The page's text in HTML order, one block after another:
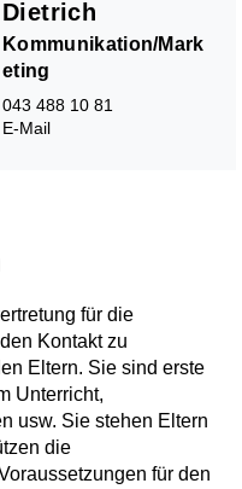
Dietrich
Kommunikation/Mark
eting
043 488 10 81
E-Mail
für die
Kontakt zu
Eltern. Sie sind erste
Unterricht,
usw. Sie stehen Eltern
die
für den